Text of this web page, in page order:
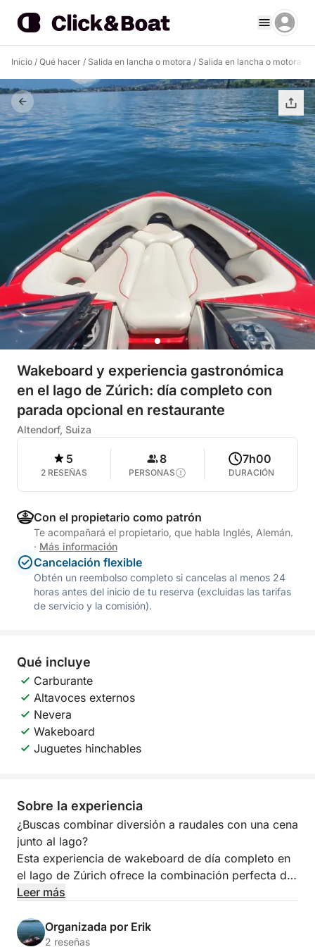
Inicio / Qué hacer / Salida en lancha o motora / Salida en lancha o motora
Wakeboard y experiencia gastronómica
en el lago de Zúrich: día completo con
parada opcional en restaurante
Altendorf, Suiza
5
2 RESEÑAS
8
PERSONAS
7h00
DURACIÓN
Con el propietario como patrón
Te acompañará el propietario, que habla Inglés, Alemán.
· Más información
Cancelación flexible
Obtén un reembolso completo si cancelas al menos 24
horas antes del inicio de tu reserva (excluidas las tarifas
de servicio y la comisión).
Qué incluye
Carburante
Altavoces externos
Nevera
Wakeboard
Juguetes hinchables
Sobre la experiencia
¿Buscas combinar diversión a raudales con una cena
junto al lago?
Esta experiencia de wakeboard de día completo en
el lago de Zúrich ofrece la combinación perfecta de
deportes acuáticos, paisajes impresionantes y una
Tanto si planeas una escapada relajada como si
Leer más
Organizada por Erik
2 reseñas